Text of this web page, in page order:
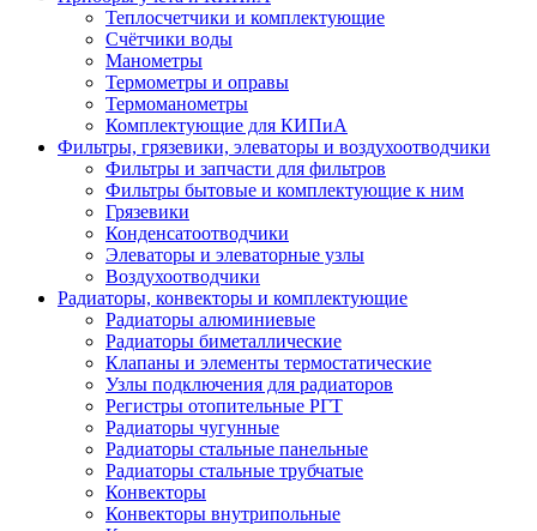
Теплосчетчики и комплектующие
Счётчики воды
Манометры
Термометры и оправы
Термоманометры
Комплектующие для КИПиА
Фильтры, грязевики, элеваторы и воздухоотводчики
Фильтры и запчасти для фильтров
Фильтры бытовые и комплектующие к ним
Грязевики
Конденсатоотводчики
Элеваторы и элеваторные узлы
Воздухоотводчики
Радиаторы, конвекторы и комплектующие
Радиаторы алюминиевые
Радиаторы биметаллические
Клапаны и элементы термостатические
Узлы подключения для радиаторов
Регистры отопительные РГТ
Радиаторы чугунные
Радиаторы стальные панельные
Радиаторы стальные трубчатые
Конвекторы
Конвекторы внутрипольные